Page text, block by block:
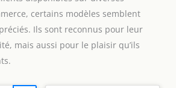
certains modèles semblent
Ils sont reconnus pour leur
mais aussi pour le plaisir qu’ils